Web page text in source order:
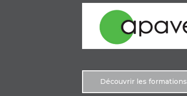
Découvrir les formations